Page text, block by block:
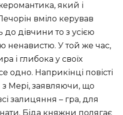
який і
вміло керував
до дівчини то з усією
ненавистю. У той же час,
і глибока у своїх
одно. Наприкінці повісті
Мері, заявляючи, що
залицяння – гра, для
Біда княжни полягає